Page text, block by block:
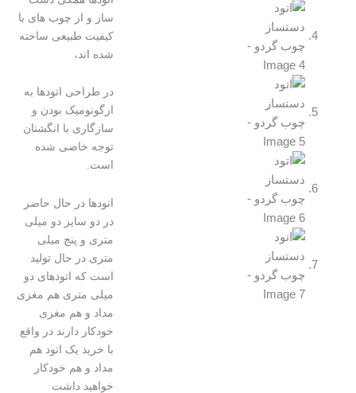
ساز و از چوب های با
کیفیت طبیعی ساخته
شده اند،
در طراحی اتودها به
ارگونومیک بودن و
سازگاری با انگشتان
توجه خاصی شده
است.
اتودها در حال حاضر
در دو سایز دو میلی
متری و پنج میلی
متری در حال تولید
است که اتودهای دو
میلی متری هم مغزی
مداد و هم مغزی
خودکار دارند در واقع
با خرید یک اتود هم
مداد و هم خودکار
خواهید داشت